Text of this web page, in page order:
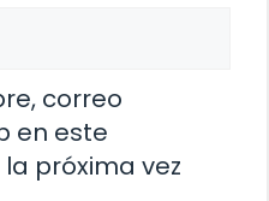
correo
en este
próxima vez